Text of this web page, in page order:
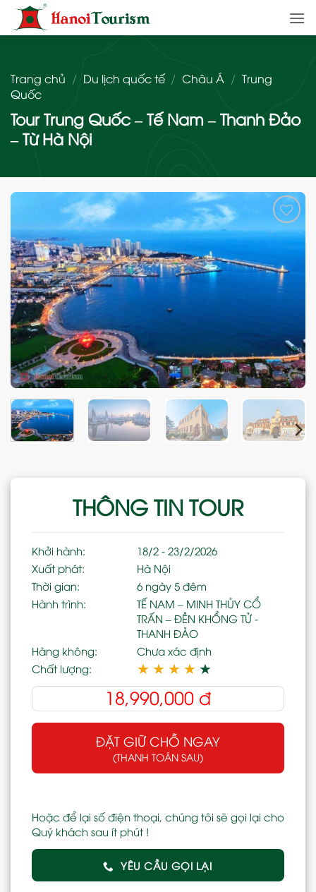
qua
nội
Trang chủ / Du lịch quốc tế / Châu Á / Trung
Quốc
Tour Trung Quốc – Tế Nam – Thanh Đảo
– Từ Hà Nội
Add
wishlist
THÔNG TIN TOUR
Khởi hành:
18/2 - 23/2/2026
Xuất phát:
Hà Nội
Thời gian:
6 ngày 5 đêm
Hành trình:
TẾ NAM – MINH THỦY CỔ
TRẤN – ĐỀN KHỔNG TỬ -
THANH ĐẢO
Hàng không:
Chưa xác định
Chất lượng:
★ ★ ★ ★ ★
18,990,000 đ
ĐẶT GIỮ CHỖ NGAY
(THANH TOÁN SAU)
Hoặc để lại số điện thoại, chúng tôi sẽ gọi lại cho
Quý khách sau ít phút !
YÊU CẦU GỌI LẠI